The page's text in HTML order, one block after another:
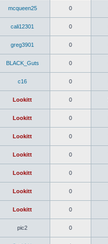
mcqueen25 0
cali12301 0
greg3901 0
BLACK_Guts 0
c16 0
Lookitt 0
Lookitt 0
Lookitt 0
Lookitt 0
Lookitt 0
Lookitt 0
Lookitt 0
pic2 0